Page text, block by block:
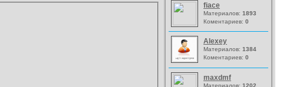
fiace
Материалов: 1893
Коментариев: 0
Alexey
Материалов: 1384
Коментариев: 0
maxdmf
Материалов: 1202